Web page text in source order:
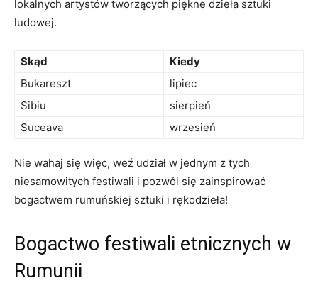
lokalnych⁤ artystów⁢ tworzących piękne‌ dzieła sztuki
ludowej.
Skąd
Kiedy
Bukareszt
lipiec
Sibiu
sierpień
Suceava
wrzesień
Nie wahaj się więc, weź udział ⁤w jednym z tych
‍niesamowitych festiwali i pozwól się zainspirować‌
bogactwem rumuńskiej sztuki i rękodzieła!
Bogactwo ​festiwali ⁢etnicznych ⁢w
‌Rumunii